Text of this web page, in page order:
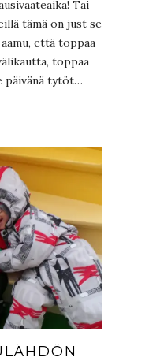
Tai
tämä on just se
että toppaa
toppaa
päivänä tytöt…